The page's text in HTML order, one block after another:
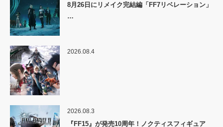
8月26日にリメイク完結編「FF7リベレーション」
…
2026.08.4
2026.08.3
『FF15』が発売10周年！ノクティスフィギュア